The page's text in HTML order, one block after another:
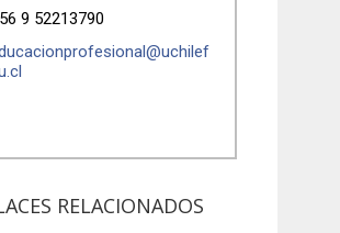
9 52213790
RELACIONADOS